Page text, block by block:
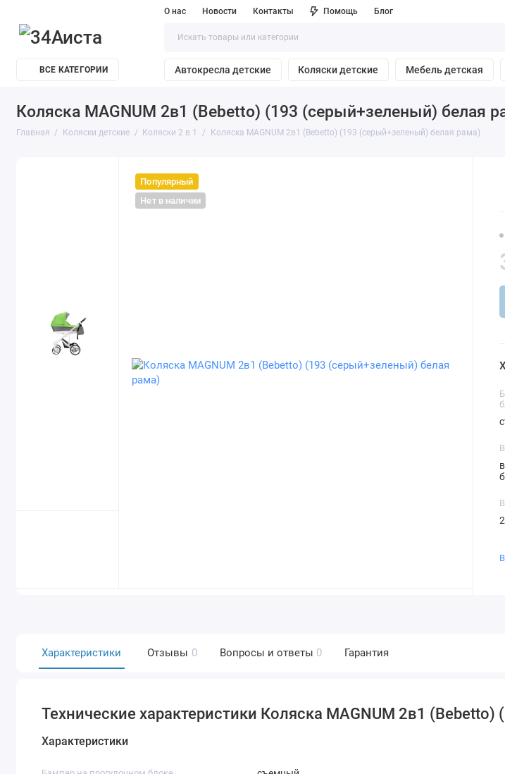
О нас Новости Контакты Помощь Блог
ВСЕ КАТЕГОРИИ Автокресла детские Коляски детские Мебель детская
Коляска MAGNUM 2в1 (Bebetto) (193 (серый+зеленый) белая
Главная Коляски детские Коляски 2 в 1 Коляска MAGNUM 2в1 (Bebetto) (193 (серый+зеленый) белая рама)
Популярный
Нет в наличии
Характеристики Отзывы 0 Вопросы и ответы 0 Гарантия
Технические характеристики Коляска MAGNUM 2в1
Характеристики